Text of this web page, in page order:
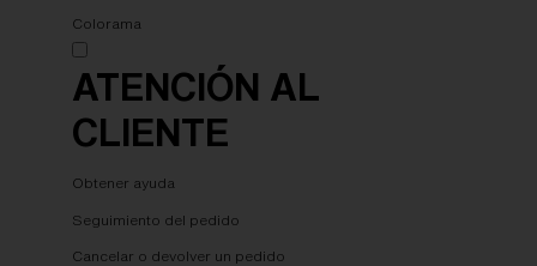
Colorama
ATENCIÓN AL
CLIENTE
Obtener ayuda
Seguimiento del pedido
Cancelar o devolver un pedido